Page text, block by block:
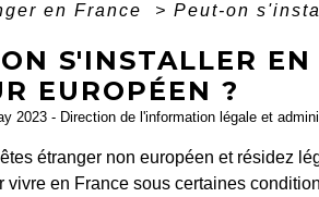
en France
> Peut-on
S'INSTALLER
EUROPÉEN ?
2023 - Direction de l'information légale et
étranger non européen et résidez
vivre en France sous certaines